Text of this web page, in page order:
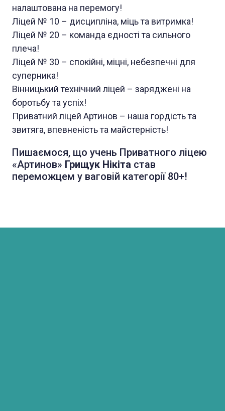
налаштована на перемогу!
Ліцей № 10 – дисципліна, міць та витримка!
Ліцей № 20 – команда єдності та сильного
плеча!
Ліцей № 30 – спокійні, міцні, небезпечні для
суперника!
Вінницький технічний ліцей – заряджені на
боротьбу та успіх!
Приватний ліцей Артинов – наша гордість та
звитяга, впевненість та майстерність!
Пишаємося, що учень Приватного ліцею
«Артинов» Грищук Нікіта став
переможцем у ваговій категорії 80+!